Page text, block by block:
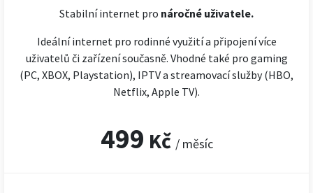
Stabilní internet pro náročné uživatele.
Ideální internet pro rodinné využití a připojení více
uživatelů či zařízení současně. Vhodné také pro gaming
(PC, XBOX, Playstation), IPTV a streamovací služby (HBO,
Netflix, Apple TV).
499 Kč / měsíc